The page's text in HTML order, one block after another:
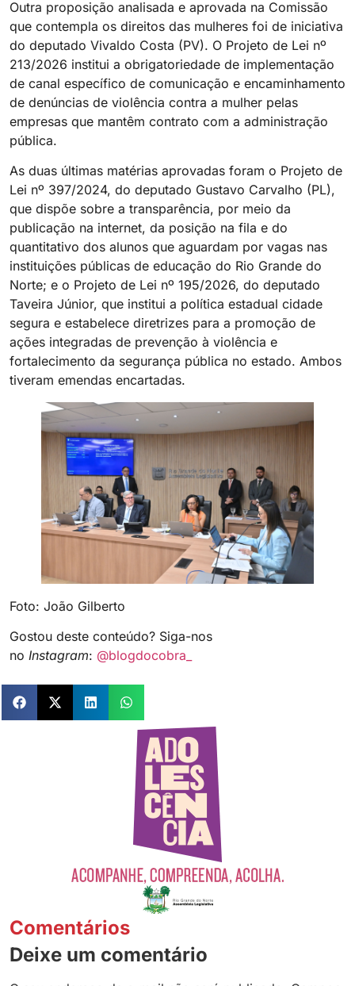
Outra proposição analisada e aprovada na Comissão
que contempla os direitos das mulheres foi de iniciativa
do deputado Vivaldo Costa (PV). O Projeto de Lei nº
213/2026 institui a obrigatoriedade de implementação
de canal específico de comunicação e encaminhamento
de denúncias de violência contra a mulher pelas
empresas que mantêm contrato com a administração
pública.
As duas últimas matérias aprovadas foram o Projeto de
Lei nº 397/2024, do deputado Gustavo Carvalho (PL),
que dispõe sobre a transparência, por meio da
publicação na internet, da posição na fila e do
quantitativo dos alunos que aguardam por vagas nas
instituições públicas de educação do Rio Grande do
Norte; e o Projeto de Lei nº 195/2026, do deputado
Taveira Júnior, que institui a política estadual cidade
segura e estabelece diretrizes para a promoção de
ações integradas de prevenção à violência e
fortalecimento da segurança pública no estado. Ambos
tiveram emendas encartadas.
Foto: João Gilberto
Gostou deste conteúdo? Siga-nos
no Instagram: @blogdocobra_
Comentários
Deixe um comentário